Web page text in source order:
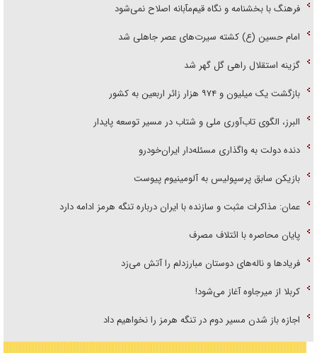
فرهنگ با بخشنامه و نگاه قیم‌مآبانه اصلاح نمی‌شود
امام حسین (ع) کشته سیرت‌های عصر جاهلی شد
گزینه استقلال راهی گل گهر شد
بازگشت یک میلیون و ۹۷۴ هزار زائر اربعین به کشور
البرز، الگوی تاب‌آوری ملی و شتاب در مسیر توسعه پایدار
دنده دولت به واگذاری مسئله‌دار ایران‌خودرو
بازیکن سابق پرسپولیس به آلومینیوم پیوست
عمان: مذاکرات مثبت و سازنده با ایران درباره تنگه هرمز ادامه دارد
پایان محاصره با ائتلاف مصرف
فریاد‌ها و ناله‌های دوستان مبارزدلم را آتش می‌زد
کربلا از میرجاوه آغاز می‌شود!
اجازه باز شدن مسیر دوم در تنگه هرمز را نخواهیم داد